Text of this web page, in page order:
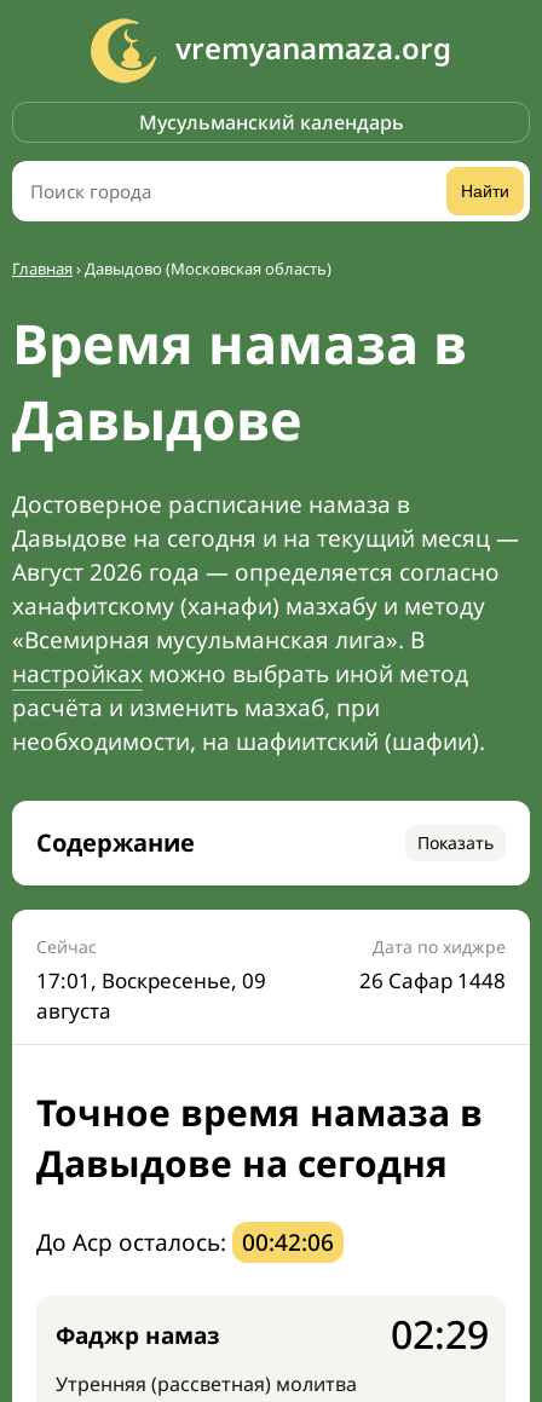
vremyanamaza.org
Мусульманский календарь
Найти
Главная›Давыдово (Московская область)
Время намаза в
Давыдове
Достоверное расписание намаза в
Давыдове на сегодня и на текущий месяц —
Август 2026 года — определяется согласно
ханафитскому (ханафи) мазхабу и методу
«Всемирная мусульманская лига». В
настройках можно выбрать иной метод
расчёта и изменить мазхаб, при
необходимости, на шафиитский (шафии).
Содержание Показать
Время намаза на сегодня
Расписание на месяц
Время Сухура и Ифтара на сегодня
Календарь рамадана
Направление киблы
Сейчас
17:01 , Воскресенье, 09
августа
Дата по хиджре
26 Сафар 1448
Точное время намаза в
Давыдове на сегодня
До Аср осталось: 00:42:05
Фаджр намаз
Утренняя (рассветная) молитва
02:29